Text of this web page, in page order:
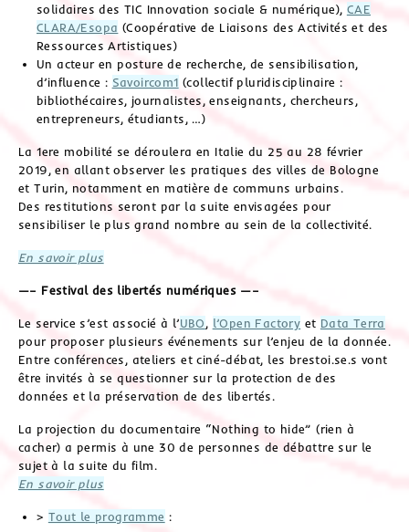
solidaires des TIC Innovation sociale & numérique), CAE
CLARA/Esopa (Coopérative de Liaisons des Activités et des
Ressources Artistiques)
Un acteur en posture de recherche, de sensibilisation,
d’influence : Savoircom1 (collectif pluridisciplinaire :
bibliothécaires, journalistes, enseignants, chercheurs,
entrepreneurs, étudiants, …)
La 1ere mobilité se déroulera en Italie du 25 au 28 février
2019, en allant observer les pratiques des villes de Bologne
et Turin, notamment en matière de communs urbains.
Des restitutions seront par la suite envisagées pour
sensibiliser le plus grand nombre au sein de la collectivité.
En savoir plus
—– Festival des libertés numériques —–
Le service s’est associé à l’UBO, l’Open Factory et Data Terra
pour proposer plusieurs événements sur l’enjeu de la donnée.
Entre conférences, ateliers et ciné-débat, les brestoi.se.s vont
être invités à se questionner sur la protection de des
données et la préservation de des libertés.
La projection du documentaire “Nothing to hide” (rien à
cacher) a permis à une 30 de personnes de débattre sur le
sujet à la suite du film.
En savoir plus
> Tout le programme :